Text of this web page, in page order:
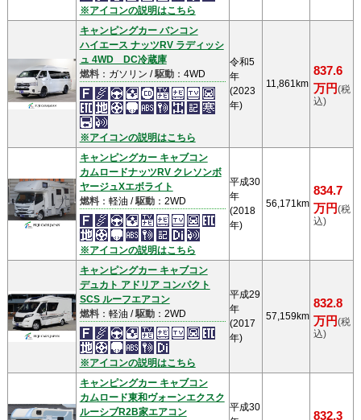
※アイコンの説明はこちら
キャンピングカー バンコン
ハイエース ナッツRV ラディッシ
ュ 4WD DC冷蔵庫
燃料：ガソリン /駆動：4WD
※アイコンの説明はこちら
令和5
年
(2023
年)
11,861km
837.6
万円(税
込)
キャンピングカー キャブコン
カムロードナッツRV クレソンボ
ヤージュXエボライト
燃料：軽油 /駆動：2WD
※アイコンの説明はこちら
平成30
年
(2018
年)
56,171km
834.7
万円(税
込)
キャンピングカー キャブコン
デュカト アドリア コンパクト
SCS ルーフエアコン
燃料：軽油 /駆動：2WD
※アイコンの説明はこちら
平成29
年
(2017
年)
57,159km
832.8
万円(税
込)
キャンピングカー キャブコン
カムロード東和ヴォーンエクスク
ルーシブR2B家エアコン
平成30
832.3